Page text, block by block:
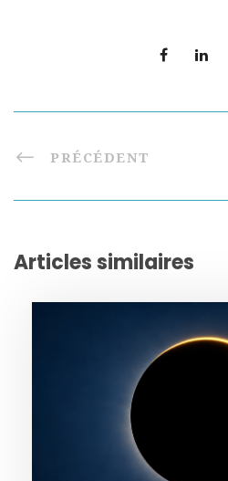
PRÉCÉDENT
Articles similaires